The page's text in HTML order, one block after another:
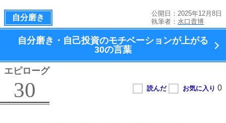
自分磨き
公開日：2025年12月8日
執筆者： 水口貴博
自分磨き・自己投資のモチベーションが上がる
30の言葉
エピローグ
30